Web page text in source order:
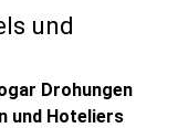
und
Drohungen
und Hoteliers